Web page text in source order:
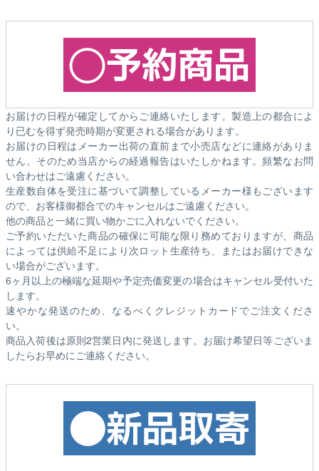
お届けの日程が確定してからご連絡いたします。製造上の都合によ
り已むを得ず発売時期が変更される場合があります。
お届けの日程はメーカー出荷の直前まで小売店などに連絡がありま
せん。そのため当店からの経過報告はいたしかねます。頻繁なお問
い合わせはご遠慮ください。
生産数自体を受注に基づいて調整しているメーカー様もございます
ので、お客様御都合でのキャンセルはご遠慮ください。
他の商品と一緒に買い物かごに入れないでください。
ご予約いただいた商品の確保に可能な限り務めておりますが、商品
によっては供給不足により次ロット生産待ち、またはお届けできな
い場合がございます。
6ヶ月以上の極端な延期や予定売価変更の場合はキャンセル受付いた
します。
速やかな発送のため、なるべくクレジットカードでご注文くださ
い。
商品入荷後は原則2営業日内に発送します。お届け希望日等ございま
したらお早めにご連絡ください。